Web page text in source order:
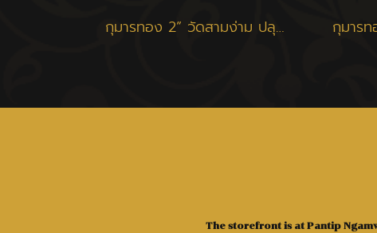
กุมารทอง 2” วัดสามง่าม ปลุกเสก ๑๑ เมษายน ๒๕๖๗
The storefront is at Pantip